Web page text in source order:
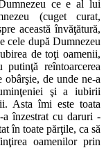
ce e al lui
(cuget curat,
această învăţătură,
cele după Dumnezeu
de toţi oamenii,
reîntoarcerea
de unde ne-a
şi a iubirii
Asta îmi este toata
a înzestrat cu daruri -
în toate părţile, ca să
oamenilor prin